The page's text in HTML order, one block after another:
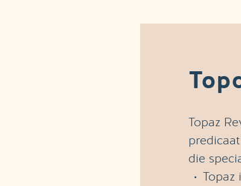
Topaz
die
Topaz